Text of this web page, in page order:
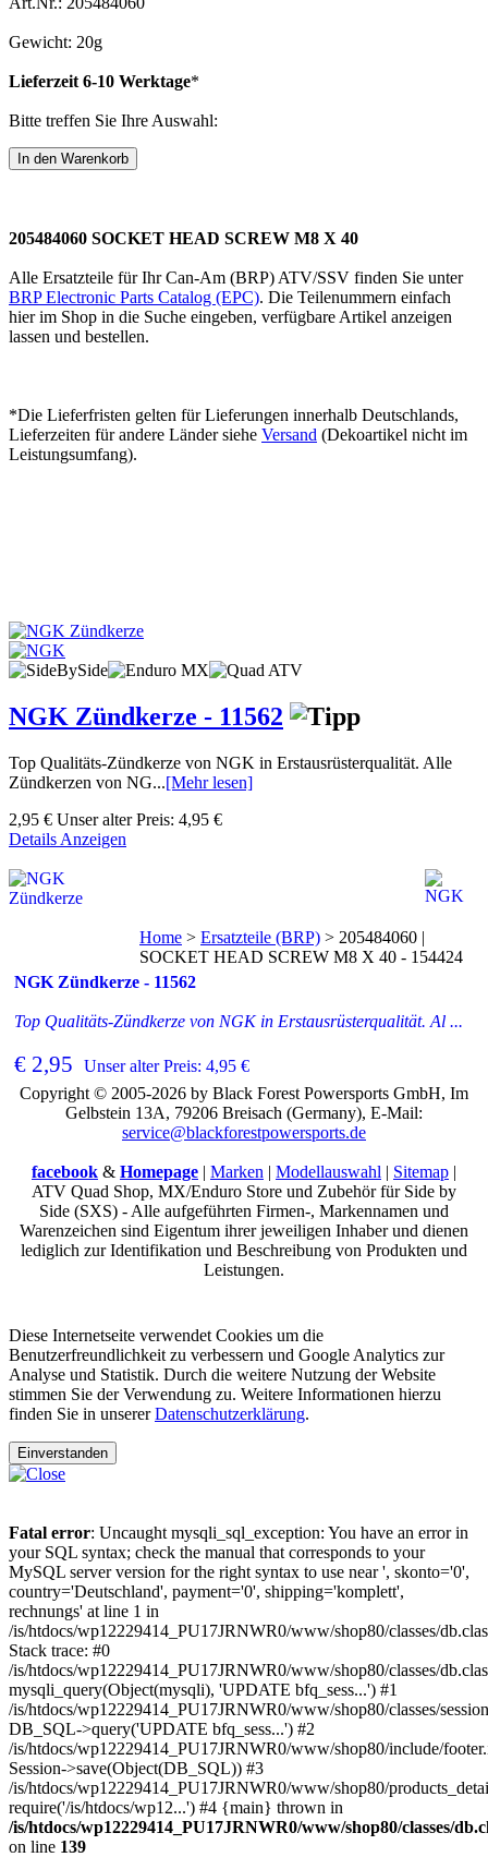
Gewicht: 20g
Lieferzeit 6-10 Werktage*
Bitte treffen Sie Ihre Auswahl:
205484060 SOCKET HEAD SCREW M8 X 40
Alle Ersatzteile für Ihr Can-Am (BRP) ATV/SSV finden Sie unter
BRP Electronic Parts Catalog (EPC). Die Teilenummern einfach
hier im Shop in die Suche eingeben, verfügbare Artikel anzeigen
lassen und bestellen.
*Die Lieferfristen gelten für Lieferungen innerhalb Deutschlands,
Lieferzeiten für andere Länder siehe Versand (Dekoartikel nicht im
Leistungsumfang).
NGK Zündkerze - 11562
Top Qualitäts-Zündkerze von NGK in Erstausrüsterqualität. Alle
Zündkerzen von NG...[Mehr lesen]
2,95 € Unser alter Preis: 4,95 €
Details Anzeigen
NGK Zündkerze - 11562
Top Qualitäts-Zündkerze von NGK in Erstausrüsterqualität. Al ...
€ 2,95 Unser alter Preis: 4,95 €
Home > Ersatzteile (BRP) > 205484060 |
SOCKET HEAD SCREW M8 X 40 - 154424
Copyright © 2005-2026 by Black Forest Powersports GmbH, Im
Gelbstein 13A, 79206 Breisach (Germany), E-Mail:
service@blackforestpowersports.de
facebook & Homepage | Marken | Modellauswahl | Sitemap |
ATV Quad Shop, MX/Enduro Store und Zubehör für Side by
Side (SXS) - Alle aufgeführten Firmen-, Markennamen und
Warenzeichen sind Eigentum ihrer jeweiligen Inhaber und dienen
lediglich zur Identifikation und Beschreibung von Produkten und
Leistungen.
Diese Internetseite verwendet Cookies um die
Benutzerfreundlichkeit zu verbessern und Google Analytics zur
Analyse und Statistik. Durch die weitere Nutzung der Website
stimmen Sie der Verwendung zu. Weitere Informationen hierzu
finden Sie in unsererDatenschutzerklärung.
Einverstanden
Fatal error: Uncaught mysqli_sql_exception: You have an error in
your SQL syntax; check the manual that corresponds to your
MySQL server version for the right syntax to use near ', skonto='0',
country='Deutschland', payment='0', shipping='komplett',
rechnungs' at line 1 in
/is/htdocs/wp12229414_PU17JRNWR0/www/shop80/classes/
Stack trace: #0
/is/htdocs/wp12229414_PU17JRNWR0/www/shop80/classes/
mysqli_query(Object(mysqli), 'UPDATE bfq_sess...') #1
/is/htdocs/wp12229414_PU17JRNWR0/www/shop80/classes/
DB_SQL->query('UPDATE bfq_sess...') #2
/is/htdocs/wp12229414_PU17JRNWR0/www/shop80/include/
Session->save(Object(DB_SQL)) #3
/is/htdocs/wp12229414_PU17JRNWR0/www/shop80/
require('/is/htdocs/wp12...') #4 {main} thrown in
/is/htdocs/wp12229414_PU17JRNWR0/www/shop80/classes/
on line 139